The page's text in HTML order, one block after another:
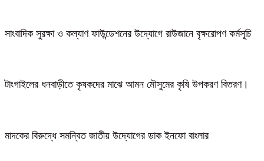
সাংবাদিক সুরক্ষা ও কল্যাণ ফাউন্ডেশনের উদ্যোগে রাউজানে বৃক্ষরোপণ কর্মসূচি
টাংগাইলের ধনবাড়ীতে কৃষকদের মাঝে আমন মৌসুমের কৃষি উপকরণ বিতরণ।
মাদকের বিরুদ্ধে সমন্বিত জাতীয় উদ্যোগের ডাক ইনফো বাংলার